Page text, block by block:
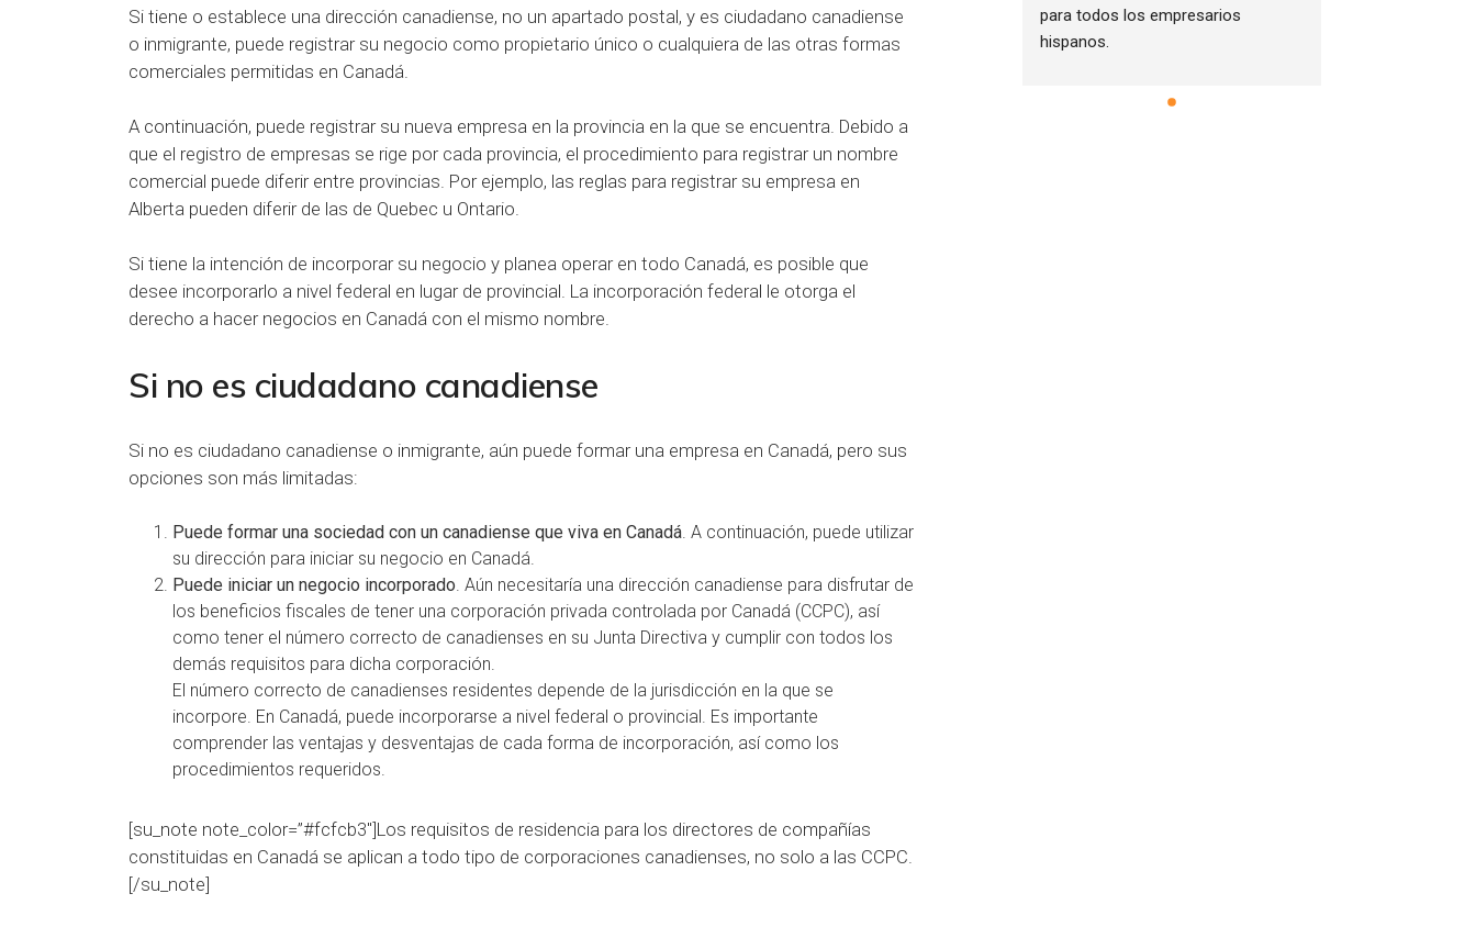
Si tiene o establece una dirección canadiense, no un apartado postal, y es ciudadano canadiense
o inmigrante, puede registrar su negocio como propietario único⁠ o cualquiera de las otras formas
comerciales permitidas en Canadá.
A continuación, puede registrar su nueva empresa en la provincia en la que se encuentra. Debido a
que el registro de empresas se rige por cada provincia, el procedimiento para registrar un nombre
comercial puede diferir entre provincias. Por ejemplo, las reglas para registrar su empresa en
Alberta pueden diferir de las de Quebec u Ontario.
Si tiene la intención de incorporar su negocio y planea operar en todo Canadá, es posible que
desee incorporarlo a nivel federal en lugar de provincial. La incorporación federal le otorga el
derecho a hacer negocios en Canadá con el mismo nombre.
Si no es ciudadano canadiense
Si no es ciudadano canadiense o inmigrante, aún puede formar una empresa en Canadá, pero sus
opciones son más limitadas:
Puede formar una sociedad con un canadiense que viva en Canadá. A continuación, puede utilizar
su dirección para iniciar su negocio en Canadá.
Puede iniciar un negocio incorporado. Aún necesitaría una dirección canadiense para disfrutar de
los beneficios fiscales de tener una corporación privada controlada por Canadá (CCPC), así
como tener el número correcto de canadienses en su Junta Directiva y cumplir con todos los
demás requisitos para dicha corporación.
El número correcto de canadienses residentes depende de la jurisdicción en la que se
incorpore. En Canadá, puede incorporarse a nivel federal o provincial. Es importante
comprender las ventajas y desventajas de cada forma de incorporación, así como los
procedimientos requeridos.
[su_note note_color=”#fcfcb3″]Los requisitos de residencia para los directores de compañías
constituidas en Canadá se aplican a todo tipo de corporaciones canadienses, no solo a las CCPC.
[/su_note]
para todos los empresarios
hispanos.